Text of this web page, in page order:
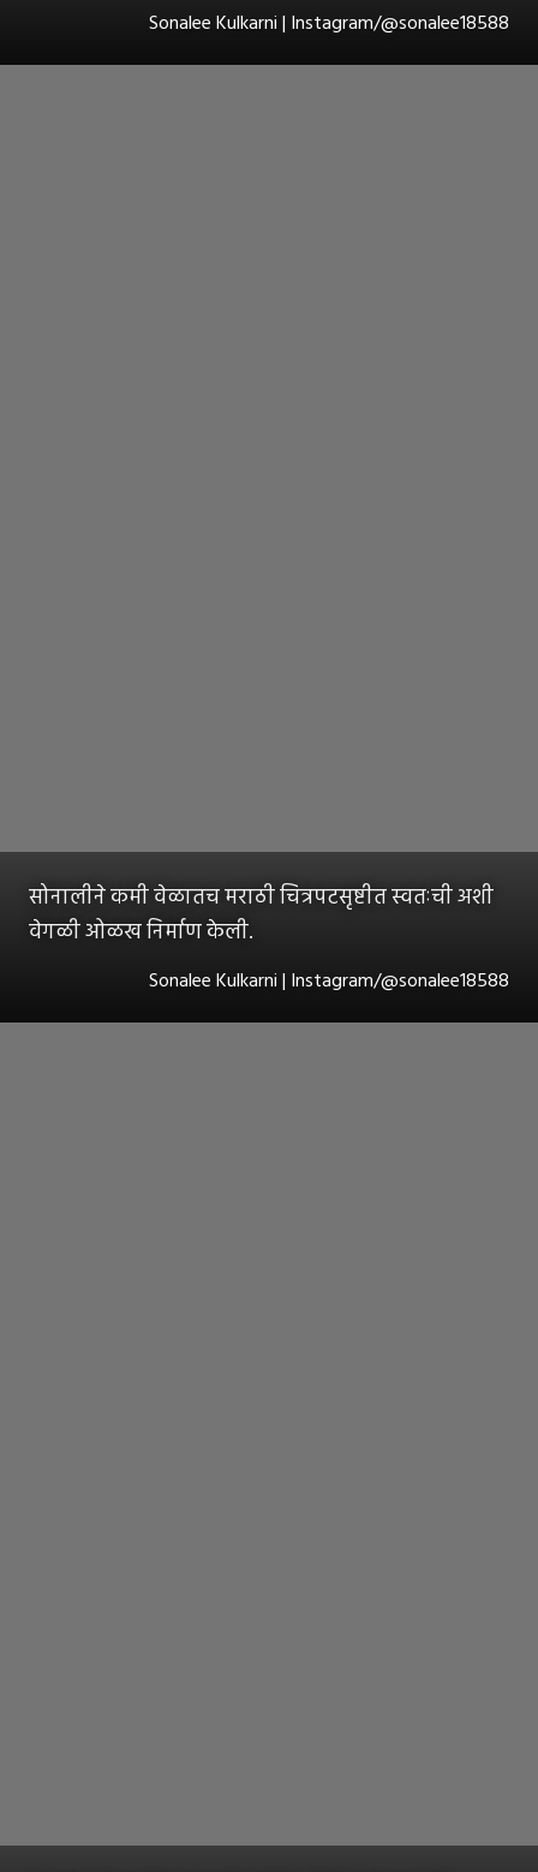
Sonalee Kulkarni | Instagram/@sonalee18588
सोनालीने कमी वेळातच मराठी चित्रपटसृष्टीत स्वतःची अशी
वेगळी ओळख निर्माण केली.
Sonalee Kulkarni | Instagram/@sonalee18588